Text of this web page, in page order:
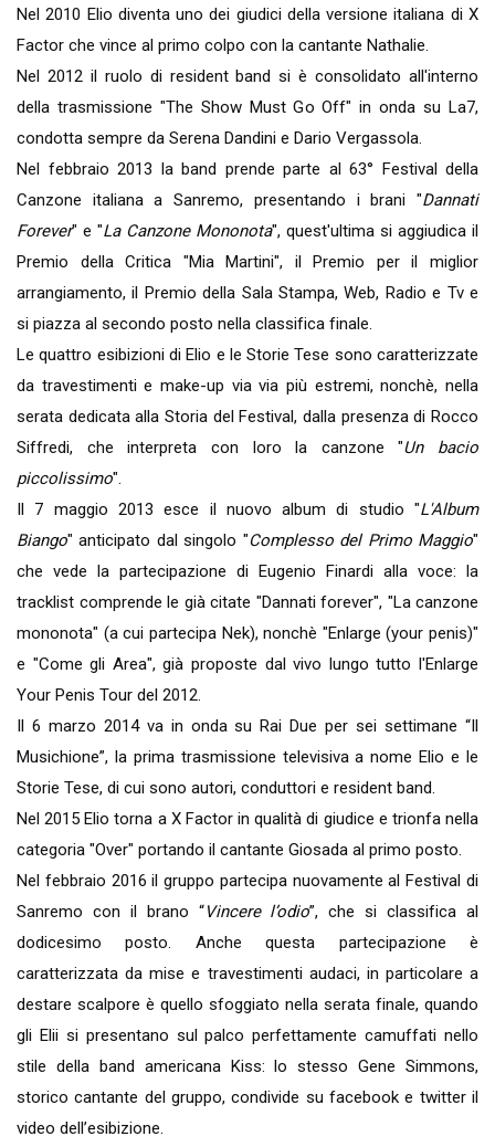
Nel 2010 Elio diventa uno dei giudici della versione italiana di X
Factor che vince al primo colpo con la cantante Nathalie.
Nel 2012 il ruolo di resident band si è consolidato all'interno
della trasmissione "The Show Must Go Off" in onda su La7,
condotta sempre da Serena Dandini e Dario Vergassola.
Nel febbraio 2013 la band prende parte al 63° Festival della
Canzone italiana a Sanremo, presentando i brani "Dannati
Forever" e "La Canzone Mononota", quest'ultima si aggiudica il
Premio della Critica "Mia Martini", il Premio per il miglior
arrangiamento, il Premio della Sala Stampa, Web, Radio e Tv e
si piazza al secondo posto nella classifica finale.
Le quattro esibizioni di Elio e le Storie Tese sono caratterizzate
da travestimenti e make-up via via più estremi, nonchè, nella
serata dedicata alla Storia del Festival, dalla presenza di Rocco
Siffredi, che interpreta con loro la canzone "Un bacio
piccolissimo".
Il 7 maggio 2013 esce il nuovo album di studio "L'Album
Biango" anticipato dal singolo "Complesso del Primo Maggio"
che vede la partecipazione di Eugenio Finardi alla voce: la
tracklist comprende le già citate "Dannati forever", "La canzone
mononota" (a cui partecipa Nek), nonchè "Enlarge (your penis)"
e "Come gli Area", già proposte dal vivo lungo tutto l'Enlarge
Your Penis Tour del 2012.
Il 6 marzo 2014 va in onda su Rai Due per sei settimane “Il
Musichione”, la prima trasmissione televisiva a nome Elio e le
Storie Tese, di cui sono autori, conduttori e resident band.
Nel 2015 Elio torna a X Factor in qualità di giudice e trionfa nella
categoria "Over" portando il cantante Giosada al primo posto.
Nel febbraio 2016 il gruppo partecipa nuovamente al Festival di
Sanremo con il brano “Vincere l’odio”, che si classifica al
dodicesimo posto. Anche questa partecipazione è
caratterizzata da mise e travestimenti audaci, in particolare a
destare scalpore è quello sfoggiato nella serata finale, quando
gli Elii si presentano sul palco perfettamente camuffati nello
stile della band americana Kiss: lo stesso Gene Simmons,
storico cantante del gruppo, condivide su facebook e twitter il
video dell’esibizione.